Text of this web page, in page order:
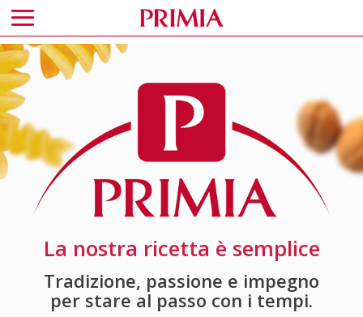
La nostra ricetta è semplice
Tradizione, passione e impegno
per stare al passo con i tempi.